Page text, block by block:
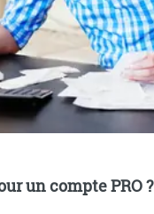
un compte PRO ?